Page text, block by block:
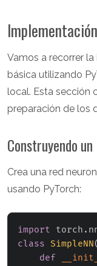
Vamos a recorrer
básica utilizando
local. Esta sección
preparación de los
Construyendo
Crea una red
usando PyTorch:
import torch .
class SimpleNN(
def